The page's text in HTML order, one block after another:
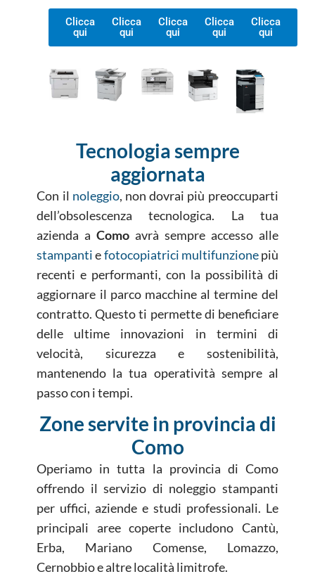
Clicca
qui
Clicca
qui
Clicca
qui
Clicca
qui
Clicca
qui
Tecnologia sempre
aggiornata
Con il noleggio, non dovrai più preoccuparti
dell’obsolescenza tecnologica. La tua
azienda aComo avrà sempre accesso alle
stampantiefotocopiatrici multifunzionepiù
recenti e performanti, con la possibilità di
aggiornare il parco macchine al termine del
contratto. Questo ti permette di beneficiare
delle ultime innovazioni in termini di
velocità, sicurezza e sostenibilità,
mantenendo la tua operatività sempre al
passo con i tempi.
Zone servite in provincia di
Como
Operiamo in tutta la provincia di Como
offrendo il servizio di noleggio stampanti
per uffici, aziende e studi professionali. Le
principali aree coperte includono Cantù,
Erba, Mariano Comense, Lomazzo,
Cernobbio e altre località limitrofe.